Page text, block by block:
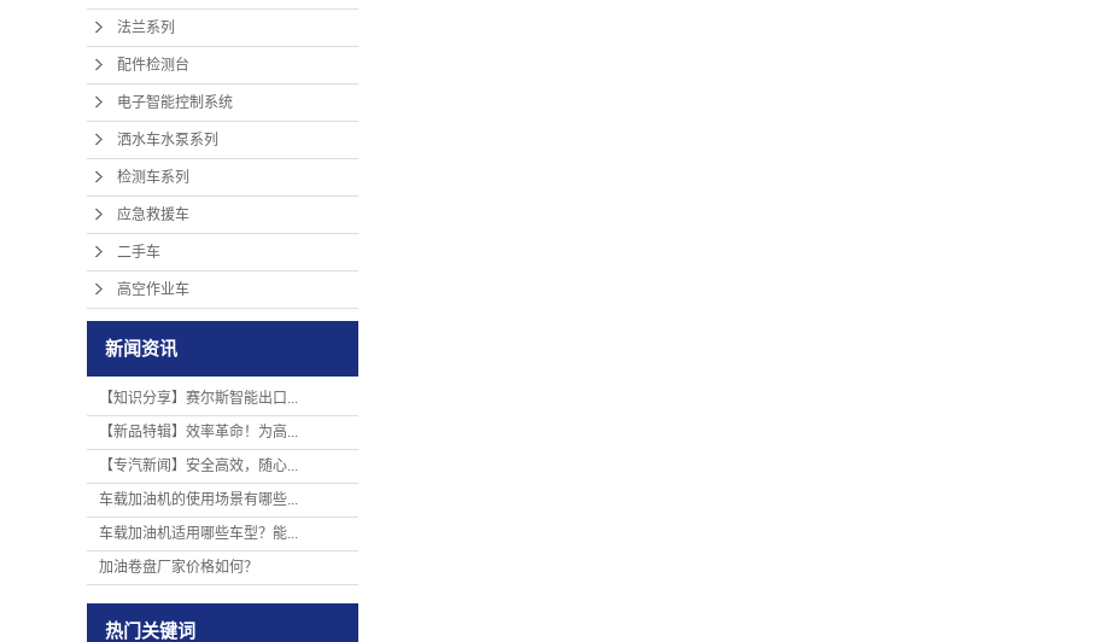
法兰系列
配件检测台
电子智能控制系统
洒水车水泵系列
检测车系列
应急救援车
二手车
高空作业车
新闻资讯
【知识分享】赛尔斯智能出口...
【新品特辑】效率革命！为高...
【专汽新闻】安全高效，随心...
车载加油机的使用场景有哪些...
车载加油机适用哪些车型？能...
加油卷盘厂家价格如何？
热门关键词